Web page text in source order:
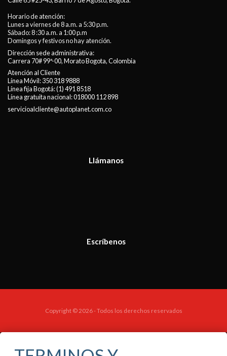
Horario de atención:
Lunes a viernes de 8 a.m. a 5:30 p.m.
Sábado: 8 :30 a.m. a 1:00 p.m
Domingos y festivos no hay atención.
Dirección sede administrativa:
Carrera 70# 99ª-00, Morato Bogota, Colombia
Atención al Cliente
Línea Móvil:350 318 9888
Línea fija Bogotá:(1) 491 8518
Línea gratuita nacional:018000 112 898
servicioalcliente@autoplanet.com.co
Llámanos
Escríbenos
Copyright © 2026 - Todos los derechos reservados